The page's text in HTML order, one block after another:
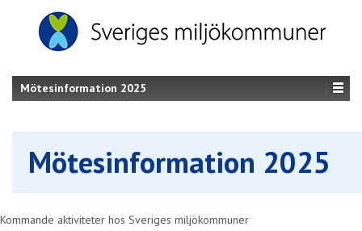
Mötesinformation 2025
Mötesinformation 2025
Kommande aktiviteter hos Sveriges miljökommuner